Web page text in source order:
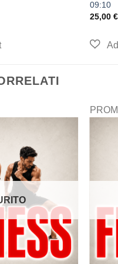
09:10
25,00 €